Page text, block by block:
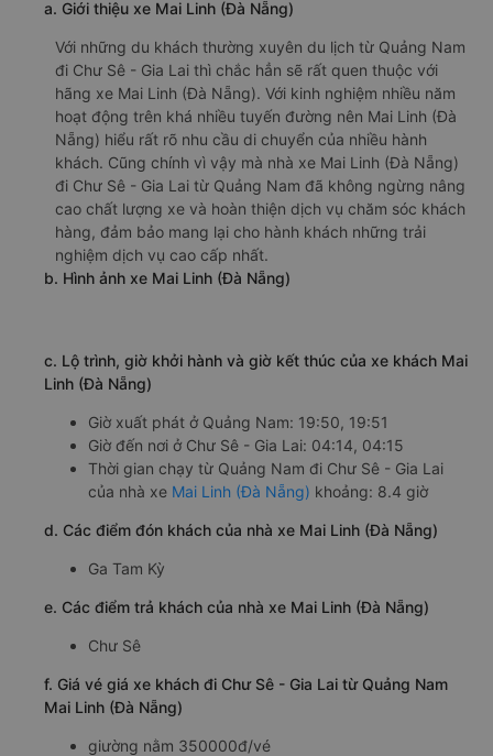
a. Giới thiệu xe Mai Linh (Đà Nẵng)
Với những du khách thường xuyên du lịch từ Quảng Nam
đi Chư Sê - Gia Lai thì chắc hẳn sẽ rất quen thuộc với
hãng xe Mai Linh (Đà Nẵng). Với kinh nghiệm nhiều năm
hoạt động trên khá nhiều tuyến đường nên Mai Linh (Đà
Nẵng) hiểu rất rõ nhu cầu di chuyển của nhiều hành
khách. Cũng chính vì vậy mà nhà xe Mai Linh (Đà Nẵng)
đi Chư Sê - Gia Lai từ Quảng Nam đã không ngừng nâng
cao chất lượng xe và hoàn thiện dịch vụ chăm sóc khách
hàng, đảm bảo mang lại cho hành khách những trải
nghiệm dịch vụ cao cấp nhất.
b. Hình ảnh xe Mai Linh (Đà Nẵng)
c. Lộ trình, giờ khởi hành và giờ kết thúc của xe khách Mai
Linh (Đà Nẵng)
Giờ xuất phát ở Quảng Nam: 19:50, 19:51
Giờ đến nơi ở Chư Sê - Gia Lai: 04:14, 04:15
Thời gian chạy từ Quảng Nam đi Chư Sê - Gia Lai
của nhà xe Mai Linh (Đà Nẵng) khoảng: 8.4 giờ
d. Các điểm đón khách của nhà xe Mai Linh (Đà Nẵng)
Ga Tam Kỳ
e. Các điểm trả khách của nhà xe Mai Linh (Đà Nẵng)
Chư Sê
f. Giá vé giá xe khách đi Chư Sê - Gia Lai từ Quảng Nam
Mai Linh (Đà Nẵng)
giường nằm 350000đ/vé